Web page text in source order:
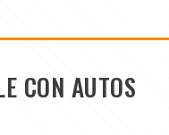
CON AUTOS